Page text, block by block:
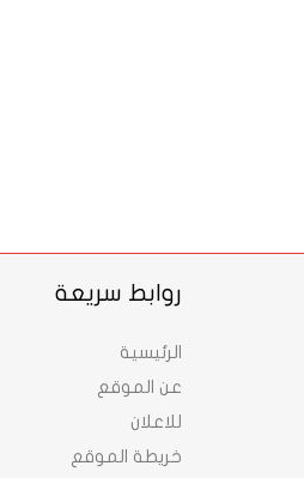
روابط سريعة
الرئيسية
عن الموقع
للاعلان
خريطة الموقع